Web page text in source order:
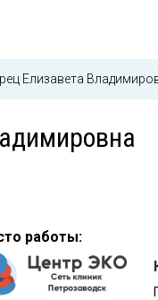
Елизавета
работы: